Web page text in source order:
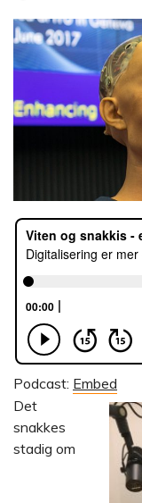
Podcast: Embed
Det
snakkes
stadig om